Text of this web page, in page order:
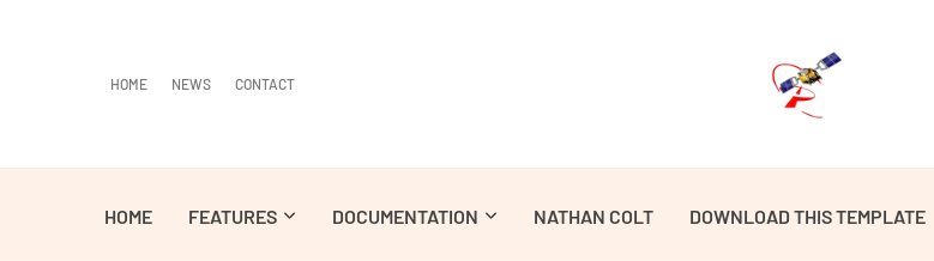
HOME NEWS CONTACT
HOME FEATURES DOCUMENTATION NATHAN COLT DOWNLOAD THIS TEMPLATE